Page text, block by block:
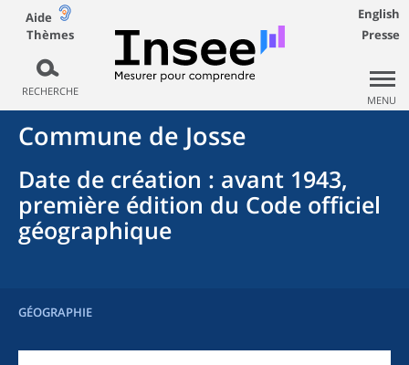
Aide
Thèmes
RECHERCHE
English
Presse
MENU
Commune de Josse
Date de création : avant 1943,
première édition du Code officiel
géographique
GÉOGRAPHIE